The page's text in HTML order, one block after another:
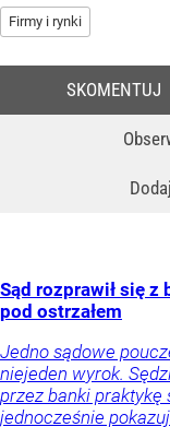
Firmy i rynki
SKOMENTUJ
Sąd rozprawił się z
pod ostrzałem
Jedno sądowe
niejeden wyrok.
przez banki praktykę
jednocześnie